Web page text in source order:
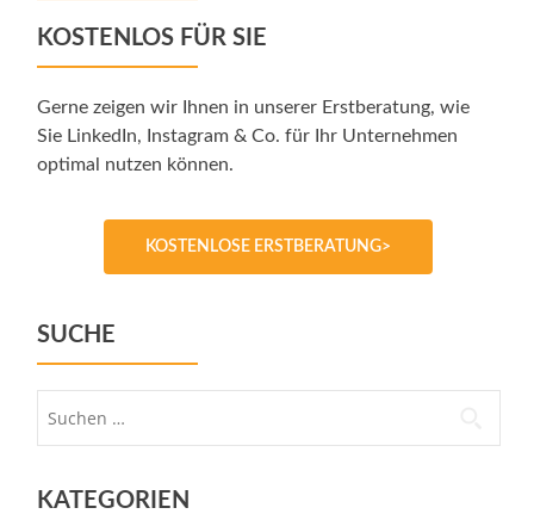
KOSTENLOS FÜR SIE
Gerne zeigen wir Ihnen in unserer Erstberatung, wie
Sie LinkedIn, Instagram & Co. für Ihr Unternehmen
optimal nutzen können.
KOSTENLOSE ERSTBERATUNG>
SUCHE
KATEGORIEN